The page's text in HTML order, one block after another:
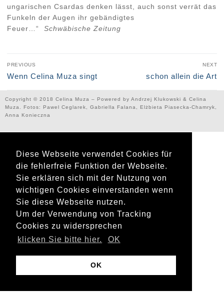
Diese Webseite verwendet Cookies für
die fehlerfreie Funktion der Webseite.
Sie erklären sich mit der Nutzung von
wichtigen Cookies einverstanden wenn
Sie diese Webseite nutzen.
Um der Verwendung von Tracking
Cookies zu widersprechen
klicken Sie bitte hier.
OK
OK
ungarischen Csardas denken lässt, auch sonst verrät das
Funkeln der Augen ihr gebändigtes
Feuer…“ Schwäbische Zeitung
PREVIOUS
Wenn Celina Muza singt
NEXT
schon allein die Art
Copyright © 2018 Celina Muza – Powered by Andrzej Klukowski & Celina
Muza. Fotos: Pawel Ceglarek, Gabriella Falana, Elżbieta Piasecka-Chamryk,
Anna Konieczna